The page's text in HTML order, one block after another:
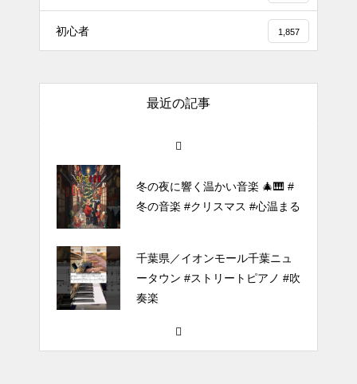
初心者 1,857
最近の記事
【転生悪女の黒歴史OP】ピアノ
で「Black Flame」弾いてみた
（中～上級）【The Dark History
ほぼ日1フレーズ THE BLUE H
冬の夜に響く温かい音楽 🎄🎹 #
冬の音楽 #クリスマス #心温まる
千葉県／イオンモール千葉ニュ
ータウン #ストリートピアノ #吹
奏楽
#tiktok #shorts #shortsdaily #sh